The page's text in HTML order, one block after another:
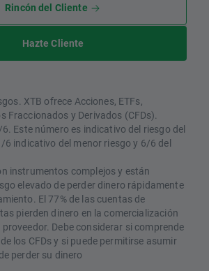
Rincón del Cliente
Hazte Cliente
XTB ofrece Acciones, ETFs,
Fraccionados y Derivados (CFDs).
Este número es indicativo del riesgo del
6 indicativo del menor riesgo y 6/6 del
instrumentos complejos y están
elevado de perder dinero rápidamente
El 77% de las cuentas de
pierden dinero en la comercialización
proveedor. Debe considerar si comprende
los CFDs y si puede permitirse asumir
perder su dinero